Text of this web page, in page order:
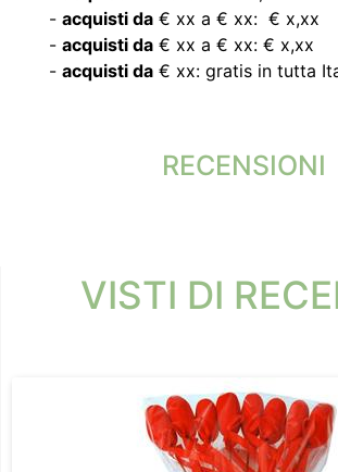
- acquisti da € xx a € xx: € x,xx
- acquisti da € xx a € xx: € x,xx
- acquisti da € xx: gratis in tutta
RECENSIONI
VISTI DI